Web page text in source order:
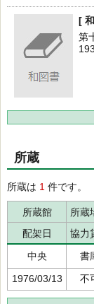
[
第
所蔵
所蔵は 1 件です。
所蔵館 所蔵
配架日
協力
中央
書
1976/03/13
不